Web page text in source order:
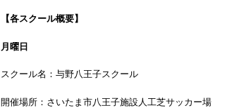
【各スクール概要】
月曜日
スクール名：与野八王子スクール
開催場所：さいたま市八王子施設人工芝サッカー場